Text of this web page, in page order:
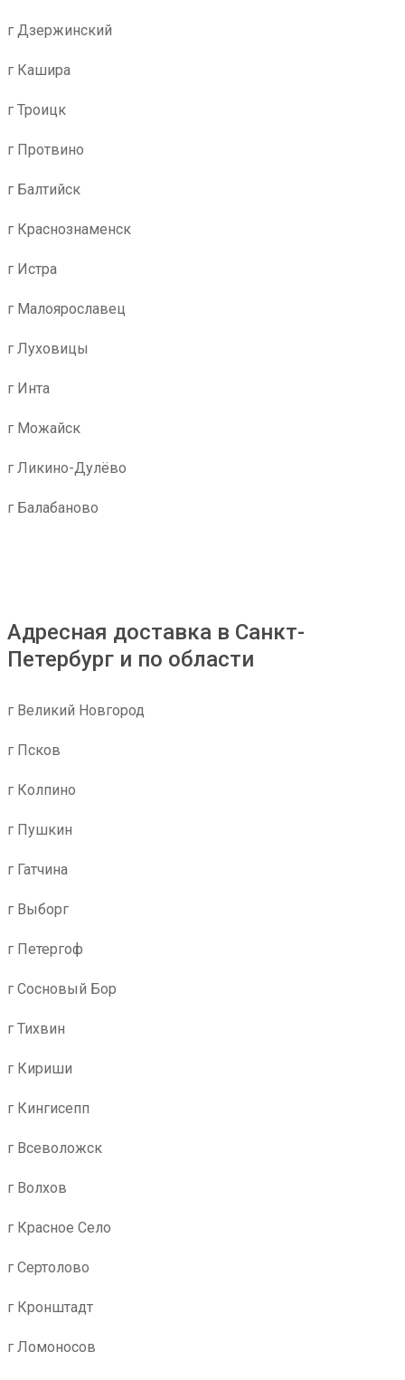
г Дзержинский
г Кашира
г Троицк
г Протвино
г Балтийск
г Краснознаменск
г Истра
г Малоярославец
г Луховицы
г Инта
г Можайск
г Ликино-Дулёво
г Балабаново
Адресная доставка в Санкт-
Петербург и по области
г Великий Новгород
г Псков
г Колпино
г Пушкин
г Гатчина
г Выборг
г Петергоф
г Сосновый Бор
г Тихвин
г Кириши
г Кингисепп
г Всеволожск
г Волхов
г Красное Село
г Сертолово
г Кронштадт
г Ломоносов